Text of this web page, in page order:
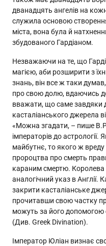
дванадцять ангелів на
служила основою
міста, вона була й
збудованого Гардіаном.
Незважаючи на те, що
магією, аби розширити з
знань, він все ж таки
про свою долю, вдаючись
вважати, що саме завдяки
касталіанського джерела
«Можна згадати, – пише
імператорів до
майбутнє, то якого ж
пророцтва про смерть
караним смертю. Королева
аналогічний указ в
закрити касталіанське
прочитавши свою частку
можуть за його допомогою
(Див. Greek Divination).
Імператор Юліан визнає